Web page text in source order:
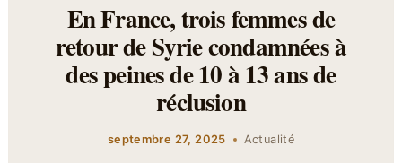
En France, trois femmes de
retour de Syrie condamnées à
des peines de 10 à 13 ans de
réclusion
septembre 27, 2025 Actualité